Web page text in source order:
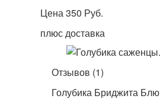
Цена 350 Руб.
плюс доставка
Отзывов (1)
Голубика Бриджита Блю